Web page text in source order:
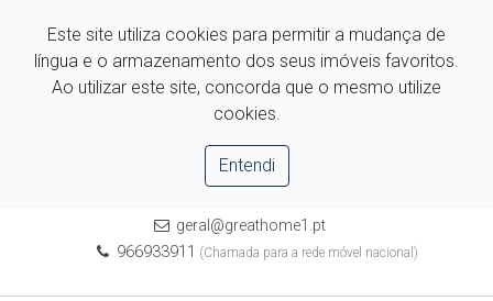
Este site utiliza cookies para permitir a mudança de
língua e o armazenamento dos seus imóveis favoritos.
Ao utilizar este site, concorda que o mesmo utilize
cookies.
Entendi
geral@greathome1.pt
966933911 (Chamada para a rede móvel nacional)